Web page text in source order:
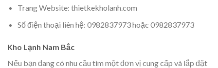
Trang Website: thietkekholanh.com
Số điện thoại liên hệ: 0982837973 hoặc 0982837973
Kho Lạnh Nam Bắc
Nếu bạn đang có nhu cầu tìm một đơn vị cung cấp và lắp đặt